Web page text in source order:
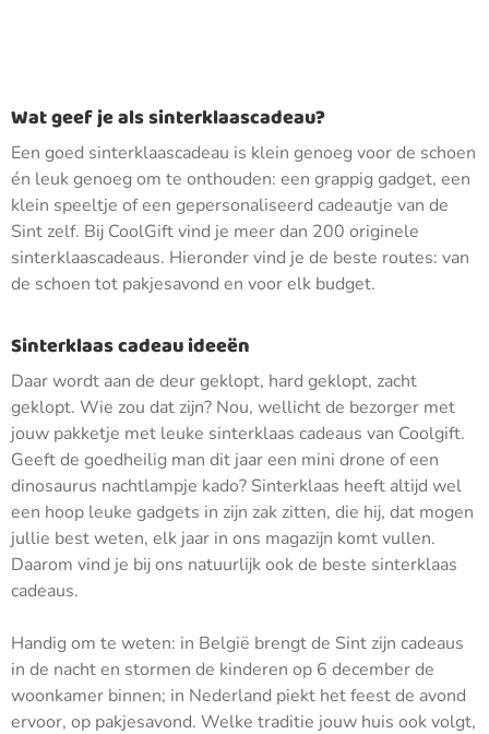
Wat geef je als sinterklaascadeau?
Een goed sinterklaascadeau is klein genoeg voor de schoen
én leuk genoeg om te onthouden: een grappig gadget, een
klein speeltje of een gepersonaliseerd cadeautje van de
Sint zelf. Bij CoolGift vind je meer dan 200 originele
sinterklaascadeaus. Hieronder vind je de beste routes: van
de schoen tot pakjesavond en voor elk budget.
Sinterklaas cadeau ideeën
Daar wordt aan de deur geklopt, hard geklopt, zacht
geklopt. Wie zou dat zijn? Nou, wellicht de bezorger met
jouw pakketje met leuke sinterklaas cadeaus van Coolgift.
Geeft de goedheilig man dit jaar een mini drone of een
dinosaurus nachtlampje kado? Sinterklaas heeft altijd wel
een hoop leuke gadgets in zijn zak zitten, die hij, dat mogen
jullie best weten, elk jaar in ons magazijn komt vullen.
Daarom vind je bij ons natuurlijk ook de beste sinterklaas
cadeaus.
Handig om te weten: in België brengt de Sint zijn cadeaus
in de nacht en stormen de kinderen op 6 december de
woonkamer binnen; in Nederland piekt het feest de avond
ervoor, op pakjesavond. Welke traditie jouw huis ook volgt,